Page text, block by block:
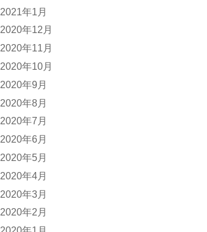
2021年1月
2020年12月
2020年11月
2020年10月
2020年9月
2020年8月
2020年7月
2020年6月
2020年5月
2020年4月
2020年3月
2020年2月